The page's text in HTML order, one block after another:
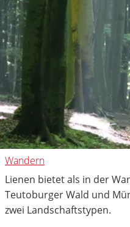
Wandern
Lienen bietet als in der
Teutoburger Wald und
zwei Landschaftstypen.